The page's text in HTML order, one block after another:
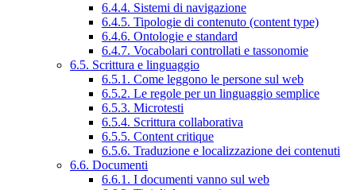
6.4.4. Sistemi di navigazione
6.4.5. Tipologie di contenuto (content type)
6.4.6. Ontologie e standard
6.4.7. Vocabolari controllati e tassonomie
6.5. Scrittura e linguaggio
6.5.1. Come leggono le persone sul web
6.5.2. Le regole per un linguaggio semplice
6.5.3. Microtesti
6.5.4. Scrittura collaborativa
6.5.5. Content critique
6.5.6. Traduzione e localizzazione dei contenuti
6.6. Documenti
6.6.1. I documenti vanno sul web